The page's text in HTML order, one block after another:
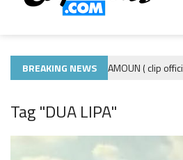
BREAKING NEWS
CLIP ADE440 – GRAMOUN ( clip officiel )
Tag "DUA LIPA"